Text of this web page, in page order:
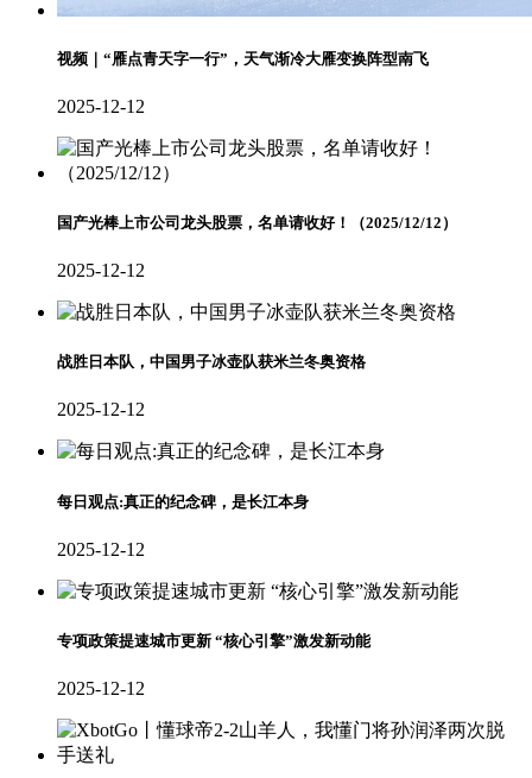
视频｜“雁点青天字一行”，天气渐冷大雁变换阵型南飞
2025-12-12
国产光棒上市公司龙头股票，名单请收好！（2025/12/12）
2025-12-12
战胜日本队，中国男子冰壶队获米兰冬奥资格
2025-12-12
每日观点:真正的纪念碑，是长江本身
2025-12-12
专项政策提速城市更新 “核心引擎”激发新动能
2025-12-12